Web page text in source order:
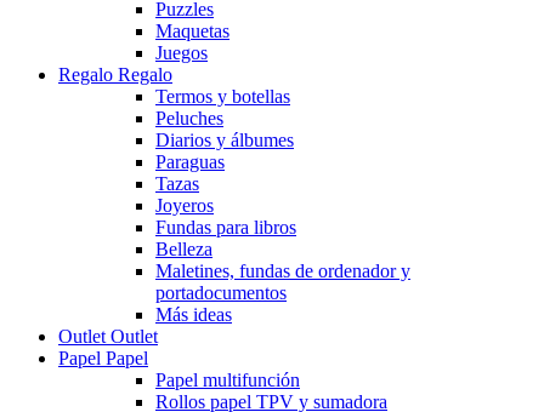
Puzzles
Maquetas
Juegos
Regalo Regalo
Termos y botellas
Peluches
Diarios y álbumes
Paraguas
Tazas
Joyeros
Fundas para libros
Belleza
Maletines, fundas de ordenador y
portadocumentos
Más ideas
Outlet Outlet
Papel Papel
Papel multifunción
Rollos papel TPV y sumadora